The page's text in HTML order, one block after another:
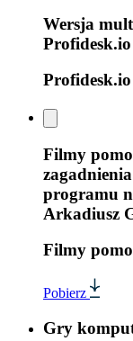
Wersja
Profidesk.io
Profidesk.io
Filmy
programu
Arkadiusz
Filmy
Pobierz
Gry